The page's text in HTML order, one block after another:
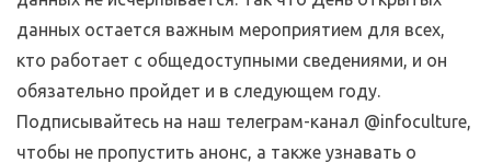
данных остается важным мероприятием для всех,
кто работает с общедоступными сведениями, и он
обязательно пройдет и в следующем году.
Подписывайтесь на наш телеграм-канал @infoculture,
чтобы не пропустить анонс, а также узнавать о